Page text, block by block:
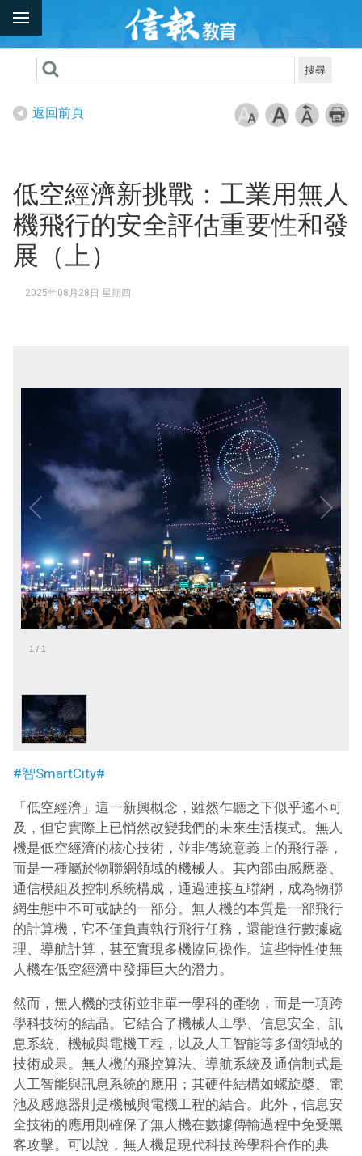
搜尋
返回前頁
低空經濟新挑戰：工業用無人
機飛行的安全評估重要性和發
展（上）
2025年08月28日 星期四
1 / 1
#智SmartCity#
「低空經濟」這一新興概念，雖然乍聽之下似乎遙不可
及，但它實際上已悄然改變我們的未來生活模式。無人
機是低空經濟的核心技術，並非傳統意義上的飛行器，
而是一種屬於物聯網領域的機械人。其內部由感應器、
通信模組及控制系統構成，通過連接互聯網，成為物聯
網生態中不可或缺的一部分。無人機的本質是一部飛行
的計算機，它不僅負責執行飛行任務，還能進行數據處
理、導航計算，甚至實現多機協同操作。這些特性使無
人機在低空經濟中發揮巨大的潛力。
然而，無人機的技術並非單一學科的產物，而是一項跨
學科技術的結晶。它結合了機械人工學、信息安全、訊
息系統、機械與電機工程，以及人工智能等多個領域的
技術成果。無人機的飛控算法、導航系統及通信制式是
人工智能與訊息系統的應用；其硬件結構如螺旋槳、電
池及感應器則是機械與電機工程的結合。此外，信息安
全技術的應用則確保了無人機在數據傳輸過程中免受黑
客攻擊。可以說，無人機是現代科技跨學科合作的典